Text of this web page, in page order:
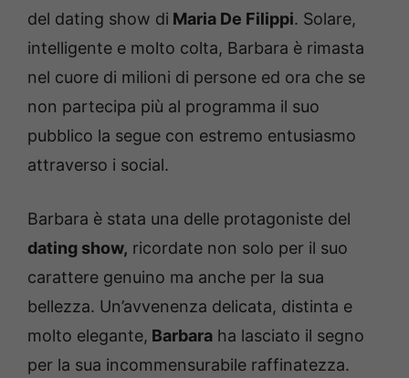
del dating show di Maria De Filippi. Solare,
intelligente e molto colta, Barbara è rimasta
nel cuore di milioni di persone ed ora che se
non partecipa più al programma il suo
pubblico la segue con estremo entusiasmo
attraverso i social.
Barbara è stata una delle protagoniste del
dating show, ricordate non solo per il suo
carattere genuino ma anche per la sua
bellezza. Un’avvenenza delicata, distinta e
molto elegante, Barbara ha lasciato il segno
per la sua incommensurabile raffinatezza.